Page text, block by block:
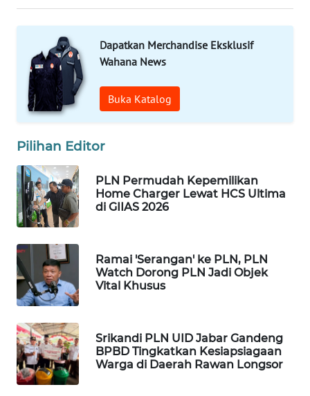
Dapatkan Merchandise Eksklusif
Wahana News
Buka Katalog
Pilihan Editor
PLN Permudah Kepemilikan
Home Charger Lewat HCS Ultima
di GIIAS 2026
Ramai 'Serangan' ke PLN, PLN
Watch Dorong PLN Jadi Objek
Vital Khusus
Srikandi PLN UID Jabar Gandeng
BPBD Tingkatkan Kesiapsiagaan
Warga di Daerah Rawan Longsor
WN
GORONTALO
WN
WN
MALUKU
WN
WN
DAIRI
WN
DANAU
TOBA
WN